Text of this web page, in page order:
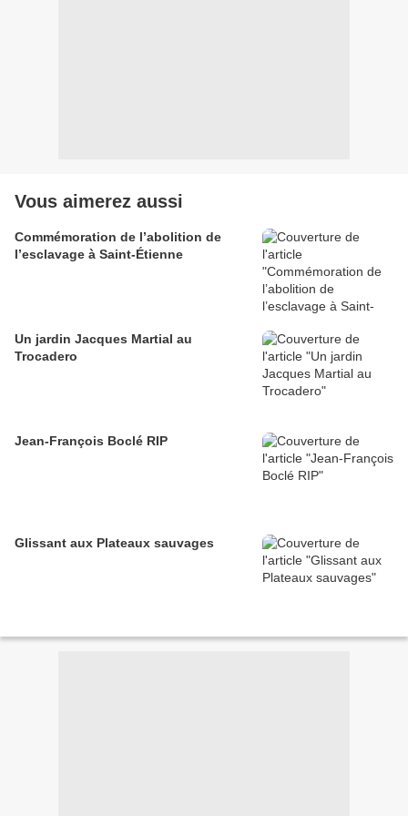
Vous aimerez aussi
Commémoration de l’abolition de
l’esclavage à Saint-Étienne
Un jardin Jacques Martial au
Trocadero
Jean-François Boclé RIP
Glissant aux Plateaux sauvages